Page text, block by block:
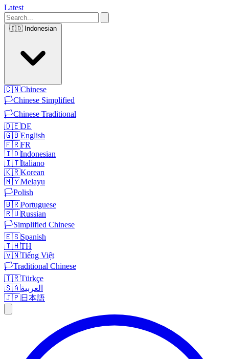
Latest
🇮🇩 Indonesian
🇨🇳Chinese
🏳️Chinese Simplified
🏳️Chinese Traditional
🇩🇪DE
🇬🇧English
🇫🇷FR
🇮🇩Indonesian
🇮🇹Italiano
🇰🇷Korean
🇲🇾Melayu
🏳️Polish
🇧🇷Portuguese
🇷🇺Russian
🏳️Simplified Chinese
🇪🇸Spanish
🇹🇭TH
🇻🇳Tiếng Việt
🏳️Traditional Chinese
🇹🇷Türkçe
🇸🇦العربية
🇯🇵日本語